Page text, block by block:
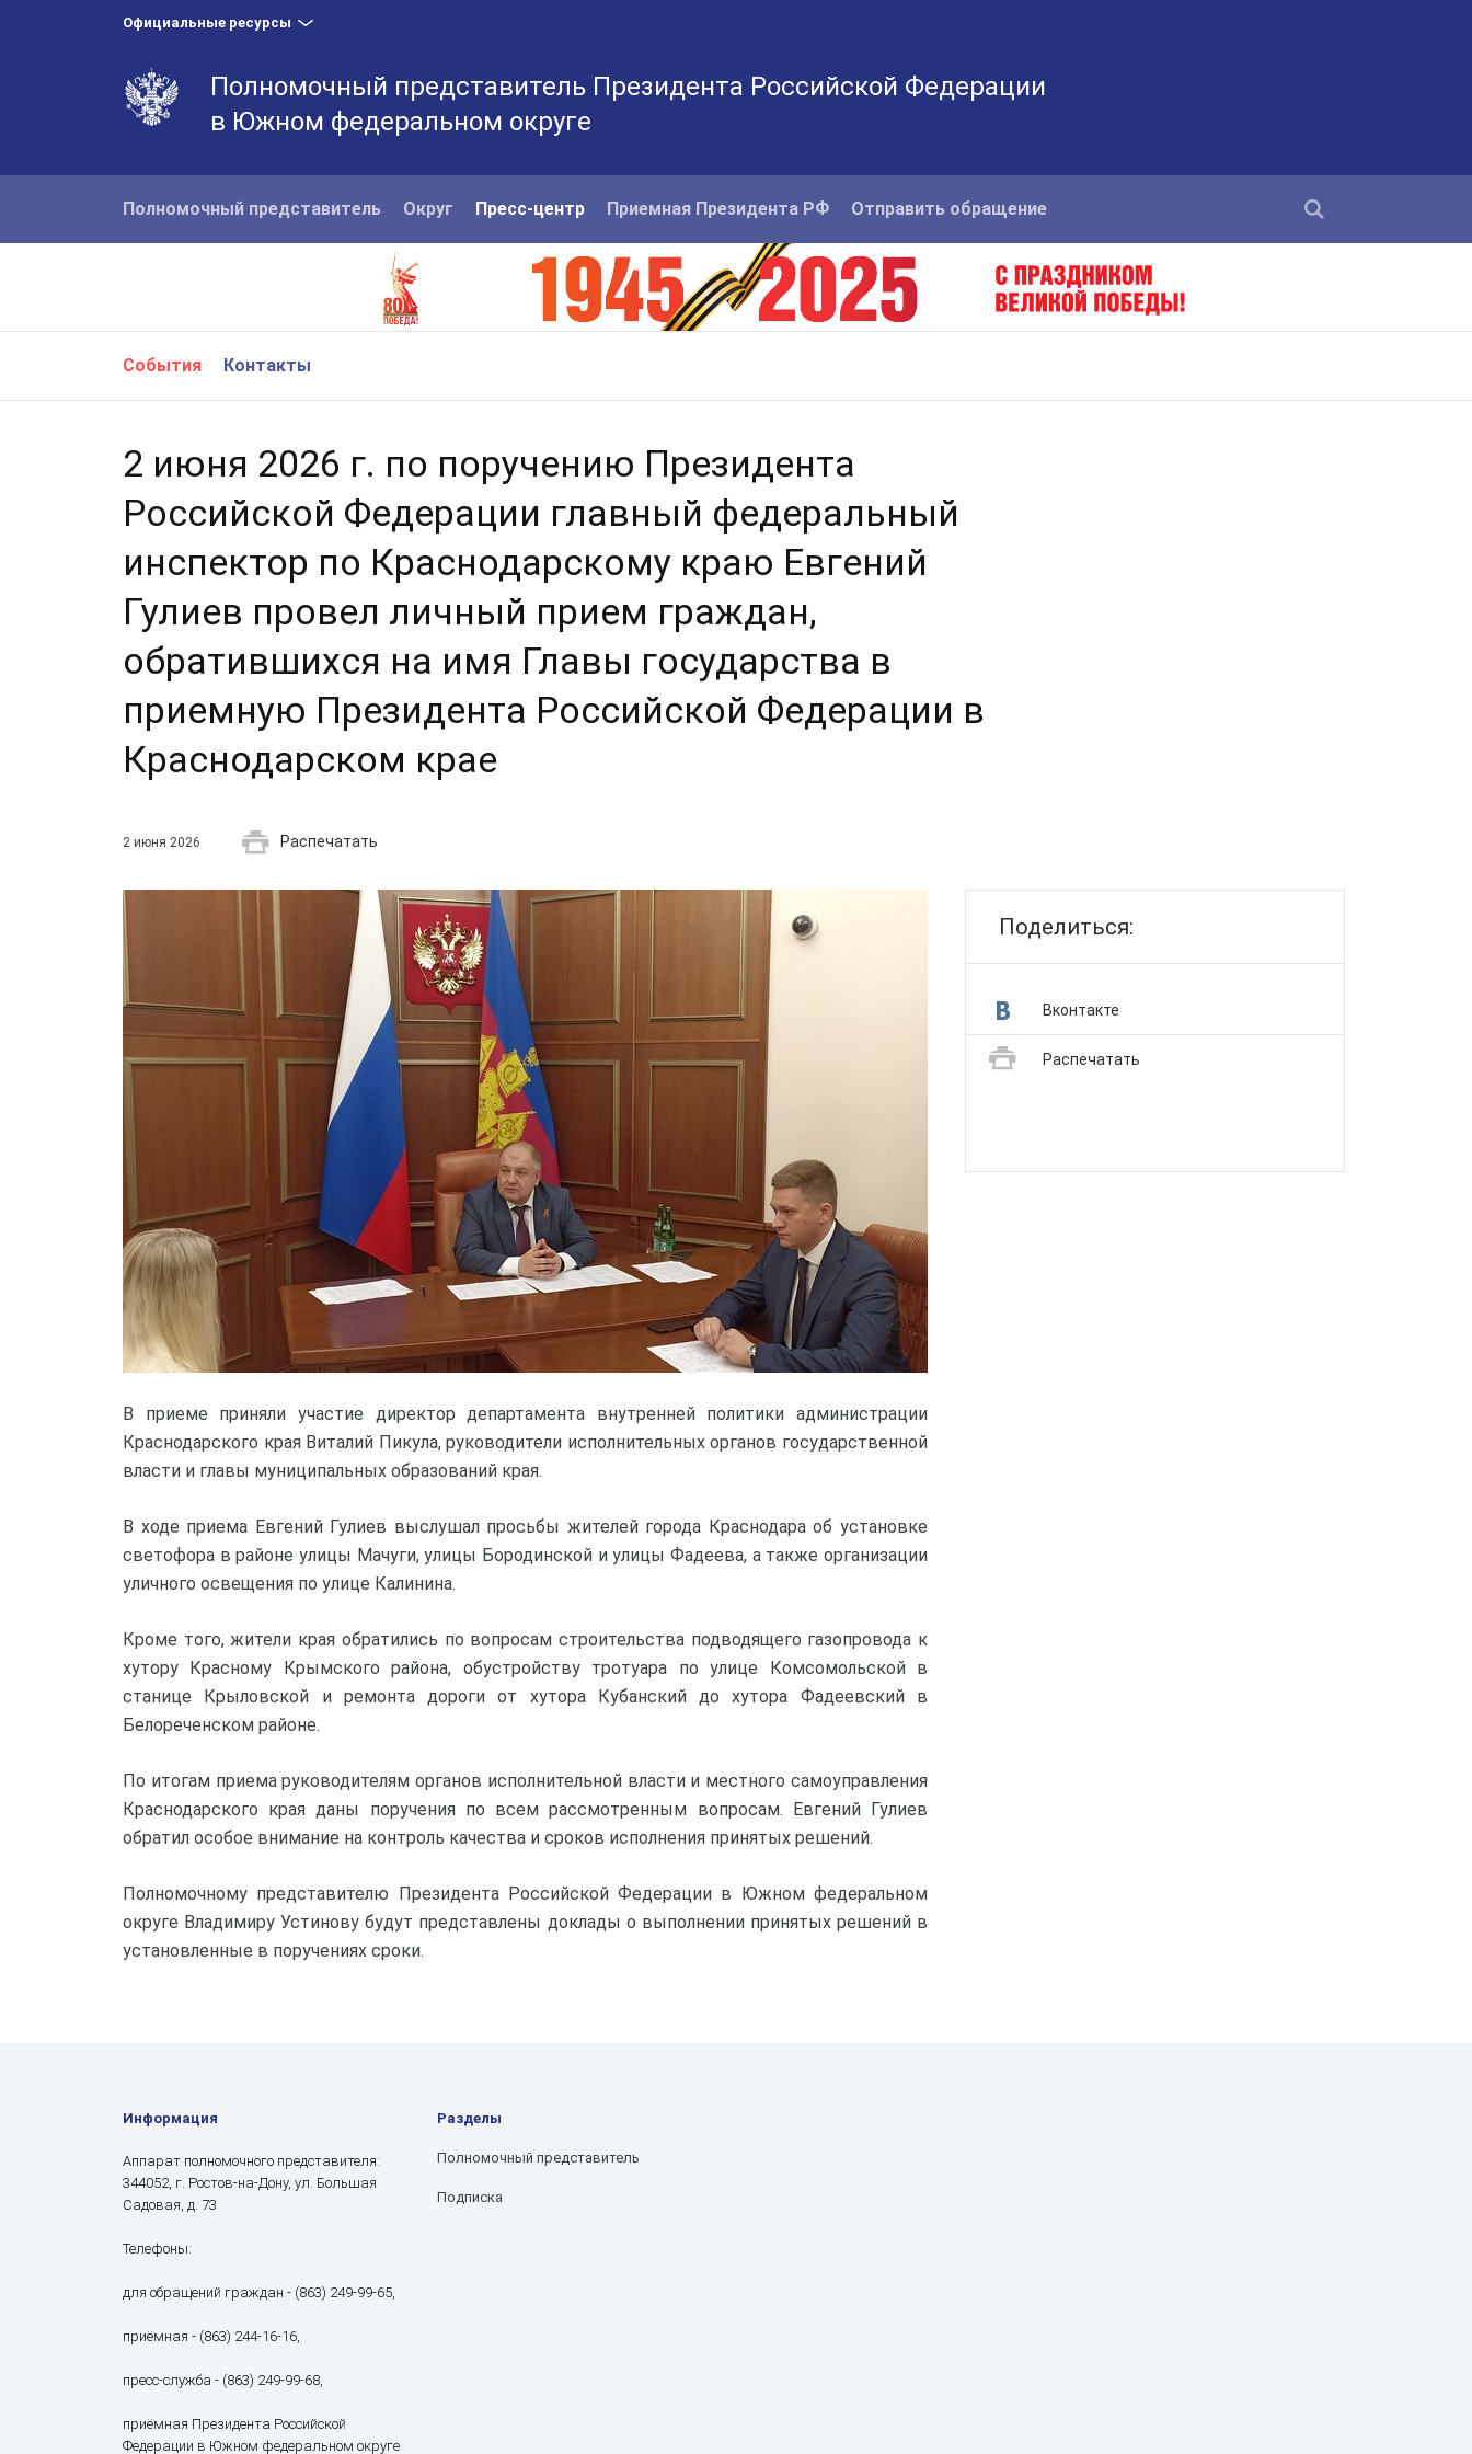
Официальные ресурсы
Полномочный представитель Президента Российской Федерации
в Южном федеральном округе
Полномочный представитель Округ Пресс-центр Приемная Президента РФ Отправить обращение
События Контакты
2 июня 2026 г. по поручению Президента
Российской Федерации главный федеральный
инспектор по Краснодарскому краю Евгений
Гулиев провел личный прием граждан,
обратившихся на имя Главы государства в
приемную Президента Российской Федерации в
Краснодарском крае
2 июня 2026 Распечатать
В приеме приняли участие директор департамента внутренней политики администрации
Краснодарского края Виталий Пикула, руководители исполнительных органов государственной
власти и главы муниципальных образований края.
В ходе приема Евгений Гулиев выслушал просьбы жителей города Краснодара об установке
светофора в районе улицы Мачуги, улицы Бородинской и улицы Фадеева, а также организации
уличного освещения по улице Калинина.
Кроме того, жители края обратились по вопросам строительства подводящего газопровода к
хутору Красному Крымского района, обустройству тротуара по улице Комсомольской в
станице Крыловской и ремонта дороги от хутора Кубанский до хутора Фадеевский в
Белореченском районе.
По итогам приема руководителям органов исполнительной власти и местного самоуправления
Краснодарского края даны поручения по всем рассмотренным вопросам. Евгений Гулиев
обратил особое внимание на контроль качества и сроков исполнения принятых решений.
Полномочному представителю Президента Российской Федерации в Южном федеральном
округе Владимиру Устинову будут представлены доклады о выполнении принятых решений в
установленные в поручениях сроки.
Поделиться:
Вконтакте
Распечатать
Информация
Аппарат полномочного представителя:
344052, г. Ростов-на-Дону, ул. Большая
Садовая, д. 73
Телефоны:
для обращений граждан - (863) 249-99-65,
приёмная - (863) 244-16-16,
пресс-служба - (863) 249-99-68,
приёмная Президента Российской
Федерации в Южном федеральном округе
Разделы
Полномочный представитель
Подписка